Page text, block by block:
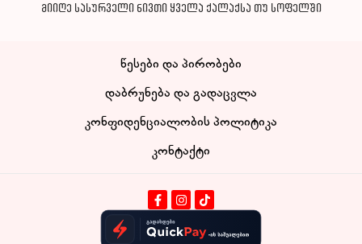
მიიღე სასურველი ნივთი ყველა ქალაქსა თუ სოფელში
წესები და პირობები
დაბრუნება და გადაცვლა
კონფიდენციალობის პოლიტიკა
კონტაქტი